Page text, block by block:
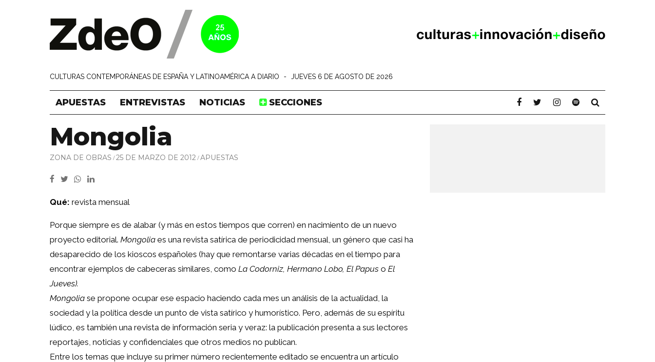
CULTURAS CONTEMPORÁNEAS DE ESPAÑA Y LATINOAMÉRICA A DIARIO - JUEVES 6 DE AGOSTO DE 2026
APUESTAS ENTREVISTAS NOTICIAS SECCIONES
Mongolia
ZONA DE OBRAS 25 DE MARZO DE 2012 APUESTAS
Qué: revista mensual
Porque siempre es de alabar (y más en estos tiempos que corren) en nacimiento de un nuevo
proyecto editorial. Mongolia es una revista satírica de periodicidad mensual, un género que casi ha
desaparecido de los kioscos españoles (hay que remontarse varias décadas en el tiempo para
encontrar ejemplos de cabeceras similares, como La Codorniz, Hermano Lobo, El Papus o El
Jueves).
Mongolia se propone ocupar ese espacio haciendo cada mes un análisis de la actualidad, la
sociedad y la política desde un punto de vista satírico y humorístico. Pero, además de su espíritu
lúdico, es también una revista de información seria y veraz: la publicación presenta a sus lectores
reportajes, noticias y confidenciales que otros medios no publican.
Entre los temas que incluye su primer número recientemente editado se encuentra un artículo